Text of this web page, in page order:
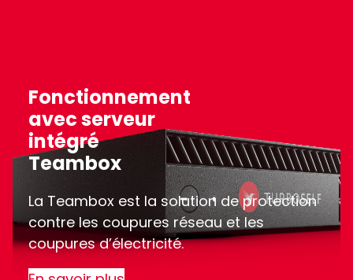
Fonctionnement
avec serveur
intégré
Teambox
La Teambox est la solution de protection
contre les coupures réseau et les
coupures d’électricité.